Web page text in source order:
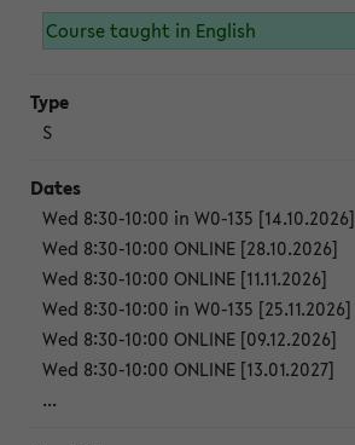
Course taught in English
S
Wed 8:30-10:00 in W0-135 [14.10.2026]
Wed 8:30-10:00 ONLINE [28.10.2026]
Wed 8:30-10:00 ONLINE [11.11.2026]
Wed 8:30-10:00 in W0-135 [25.11.2026]
Wed 8:30-10:00 ONLINE [09.12.2026]
Wed 8:30-10:00 ONLINE [13.01.2027]
...